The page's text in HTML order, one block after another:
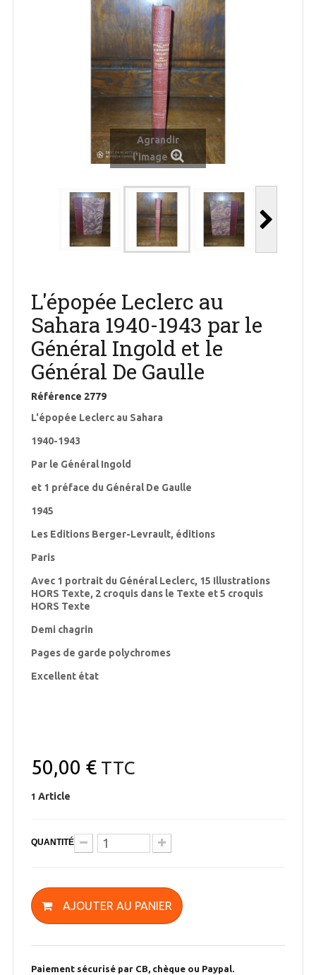
Agrandir
l'image
L'épopée Leclerc au
Sahara 1940-1943 par le
Général Ingold et le
Général De Gaulle
Référence 2779
L'épopée Leclerc au Sahara
1940-1943
Par le Général Ingold
et 1 préface du Général De Gaulle
1945
Les Editions Berger-Levrault, éditions
Paris
Avec 1 portrait du Général Leclerc, 15 Illustrations
HORS Texte, 2 croquis dans le Texte et 5 croquis
HORS Texte
Demi chagrin
Pages de garde polychromes
Excellent état
50,00 €TTC
1 Article
QUANTITÉ
AJOUTER AU PANIER
Paiement sécurisé par CB, chèque ou Paypal.